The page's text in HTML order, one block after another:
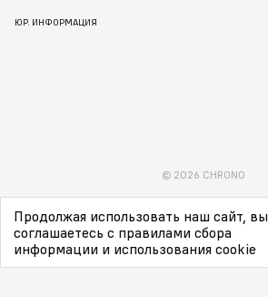
ЮР. ИНФОРМАЦИЯ
© 2026 CHRONO
Продолжая использовать наш сайт, вы
соглашаетесь с правилами сбора
информации и использования cookie